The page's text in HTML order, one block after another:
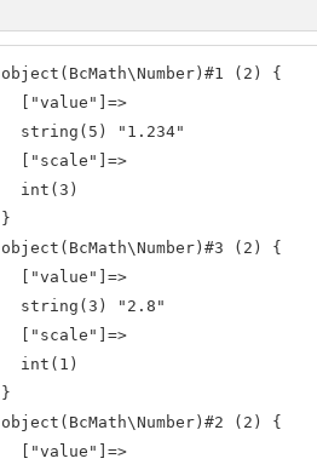
object(BcMath\Number)#1 (2) {
  ["value"]=>
  string(5) "1.234"
  ["scale"]=>
  int(3)
}
object(BcMath\Number)#3 (2) {
  ["value"]=>
  string(3) "2.8"
  ["scale"]=>
  int(1)
}
object(BcMath\Number)#2 (2) {
  ["value"]=>